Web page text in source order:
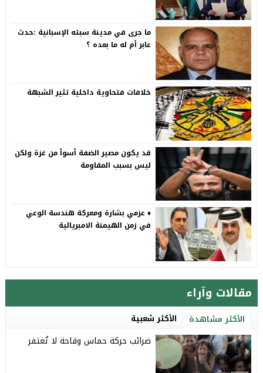
ما جرى في مدينة سبته الإسبانية :حدث
عابر أم له ما بعده ؟
خلافات فتحاوية داخلية تثير الشبهة
قد يكون مصير الضفة أسوأ من غزة ولكن
ليس بسبب المقاومة
♦️ عزمي بشارة ومعركة هندسة الوعي
في زمن الهيمنة الامبريالية
مقالات وآراء
الأكثر مشاهدة الأكثر شعبية
ضرائب حركة حماس وقاحة لا تُغتفر